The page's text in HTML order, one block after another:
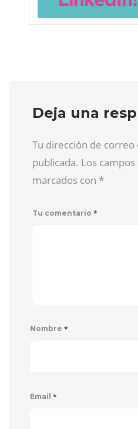
Deja una
Tu dirección de
publicada. Los
marcados con *
Tu comentario *
Nombre *
Email *